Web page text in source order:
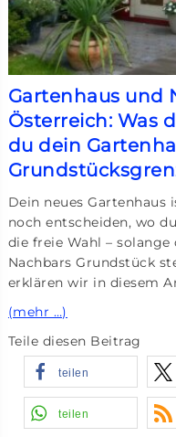
Gartenhaus und
Österreich: Was
du dein
Dein neues
noch entscheiden, wo
die freie Wahl –
Nachbars Grundstück
erklären wir in diesem
(mehr …)
Teile diesen Beitrag
teilen
teilen